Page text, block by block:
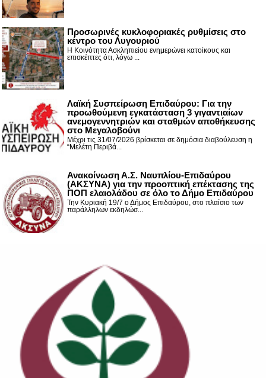
Προσωρινές κυκλοφοριακές ρυθμίσεις στο
κέντρο του Λυγουριού
Η Κοινότητα Ασκληπιείου ενημερώνει κατοίκους και
επισκέπτες ότι, λόγω ...
Λαϊκή Συσπείρωση Επιδαύρου: Για την
προωθούμενη εγκατάσταση 3 γιγαντιαίων
ανεμογεννητριών και σταθμών αποθήκευσης
στο Μεγαλοβούνι
Μέχρι τις 31/07/2026 βρίσκεται σε δημόσια διαβούλευση η
“Μελέτη Περιβά...
Ανακοίνωση Α.Σ. Ναυπλίου-Επιδαύρου
(ΑΚΣΥΝΑ) για την προοπτική επέκτασης της
ΠΟΠ ελαιολάδου σε όλο το Δήμο Επιδαύρου
Την Κυριακή 19/7 ο Δήμος Επιδαύρου, στο πλαίσιο των
παράλληλων εκδηλώσ...